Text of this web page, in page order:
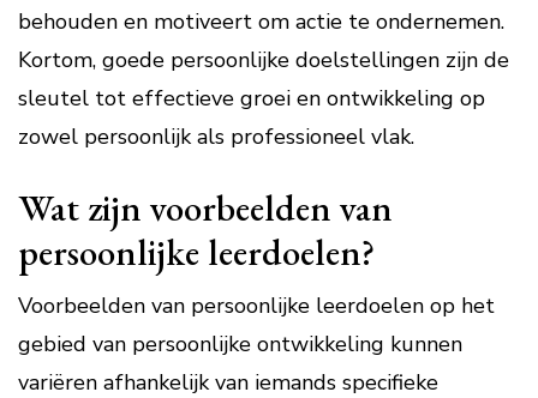
behouden en motiveert om actie te ondernemen.
Kortom, goede persoonlijke doelstellingen zijn de
sleutel tot effectieve groei en ontwikkeling op
zowel persoonlijk als professioneel vlak.
Wat zijn voorbeelden van
persoonlijke leerdoelen?
Voorbeelden van persoonlijke leerdoelen op het
gebied van persoonlijke ontwikkeling kunnen
variëren afhankelijk van iemands specifieke